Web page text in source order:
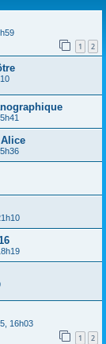
e
r
1 2
16h03
1 2